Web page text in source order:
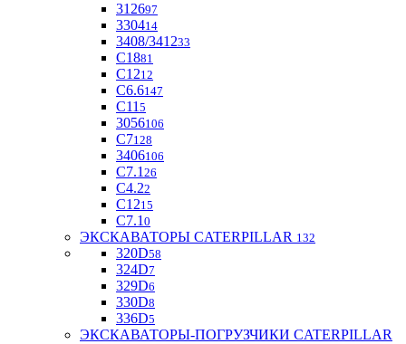
312697
330414
3408/341233
С1881
C1212
С6.6147
C11 5
3056106
С7128
3406106
C7.1 26
C4.22
С1215
С7.1 0
ЭКСКАВАТОРЫ CATERPILLAR 132
320D58
324D7
329D6
330D8
336D5
ЭКСКАВАТОРЫ-ПОГРУЗЧИКИ CATERPILLAR